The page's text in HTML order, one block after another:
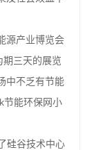
产业博览会
期三天的展览
中不乏有节能
节能环保网小
硅谷技术中心